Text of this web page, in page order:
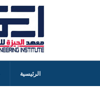
الرئيسية